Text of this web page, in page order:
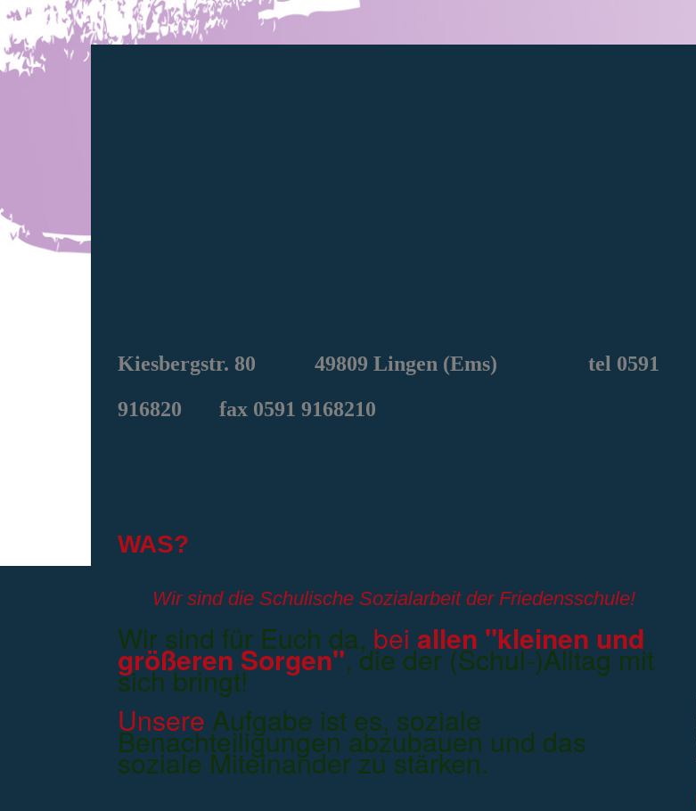
Kiesbergstr. 80 49809 Lingen (Ems) tel 0591
916820 fax 0591 9168210
WAS?
Wir sind die Schulische Sozialarbeit der Friedensschule!
Wir sind für Euch da, bei allen "kleinen und
größeren Sorgen", die der (Schul-)Alltag mit
sich bringt!
Unsere Aufgabe ist es, soziale
Benachteiligungen abzubauen und das
soziale Miteinander zu stärken.